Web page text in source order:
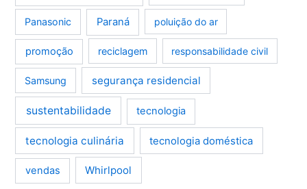
Panasonic Paraná poluição do ar
promoção reciclagem responsabilidade civil
Samsung segurança residencial
sustentabilidade tecnologia
tecnologia culinária tecnologia doméstica
vendas Whirlpool